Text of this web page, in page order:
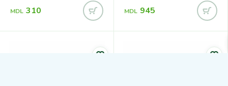
MDL 310 MDL 945